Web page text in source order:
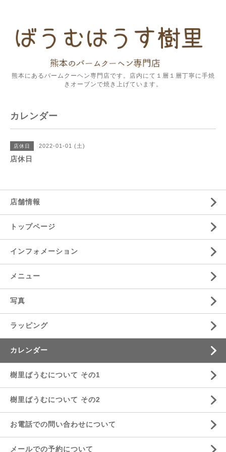
熊本にあるバームクーヘン専門店です。店内にて１層１層丁寧に手焼
きオーブンで焼き上げています。
カレンダー
店休日 2022-01-01 (土)
店休日
店舗情報
トップページ
インフォメーション
メニュー
写真
ラッピング
カレンダー
樹里ばうむについて その1
樹里ばうむについて その2
お電話での問い合わせについて
メールでの予約について